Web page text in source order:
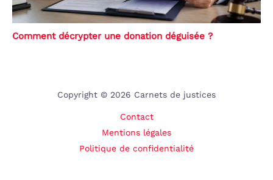
Comment décrypter une donation déguisée ?
Copyright © 2026 Carnets de justices
Contact
Mentions légales
Politique de confidentialité